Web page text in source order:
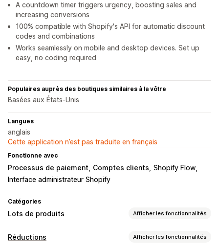
A countdown timer triggers urgency, boosting sales and
increasing conversions
100% compatible with Shopify's API for automatic discount
codes and combinations
Works seamlessly on mobile and desktop devices. Set up
easy, no coding required
Populaires auprès des boutiques similaires à la vôtre
Basées aux États-Unis
Langues
anglais
Cette application n’est pas traduite en français
Fonctionne avec
Processus de paiement Comptes clients Shopify Flow
Interface administrateur Shopify
Catégories
Lots de produits Afficher les fonctionnalités
Types de lots
Réductions Afficher les fonctionnalités